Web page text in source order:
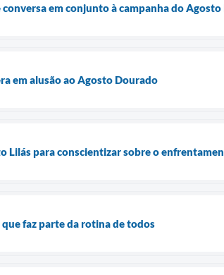
em conjunto à campanha do Agosto
em alusão ao Agosto Dourado
Lilás para conscientizar sobre o
faz parte da rotina de todos